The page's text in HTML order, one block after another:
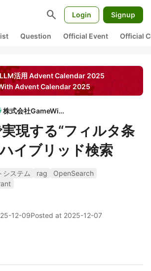
search Login Signup
Question Official Event Official
活用 Advent Calendar 2025
Advent Calendar 2025
株式会社GameWith
現する“フィルタ条
イブリッド検索
システム rag
OpenSearch
12-09Posted at 2025-12-07